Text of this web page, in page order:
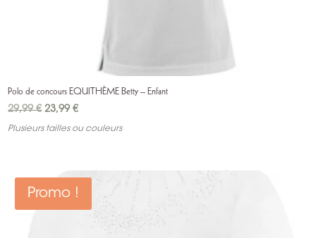
Polo de concours EQUITHÈME Betty – Enfant
29,99€ Le
prix
29,99 €.
23,99€Le
prix
23,99 €.
Plusieurs tailles ou couleurs
Promo !